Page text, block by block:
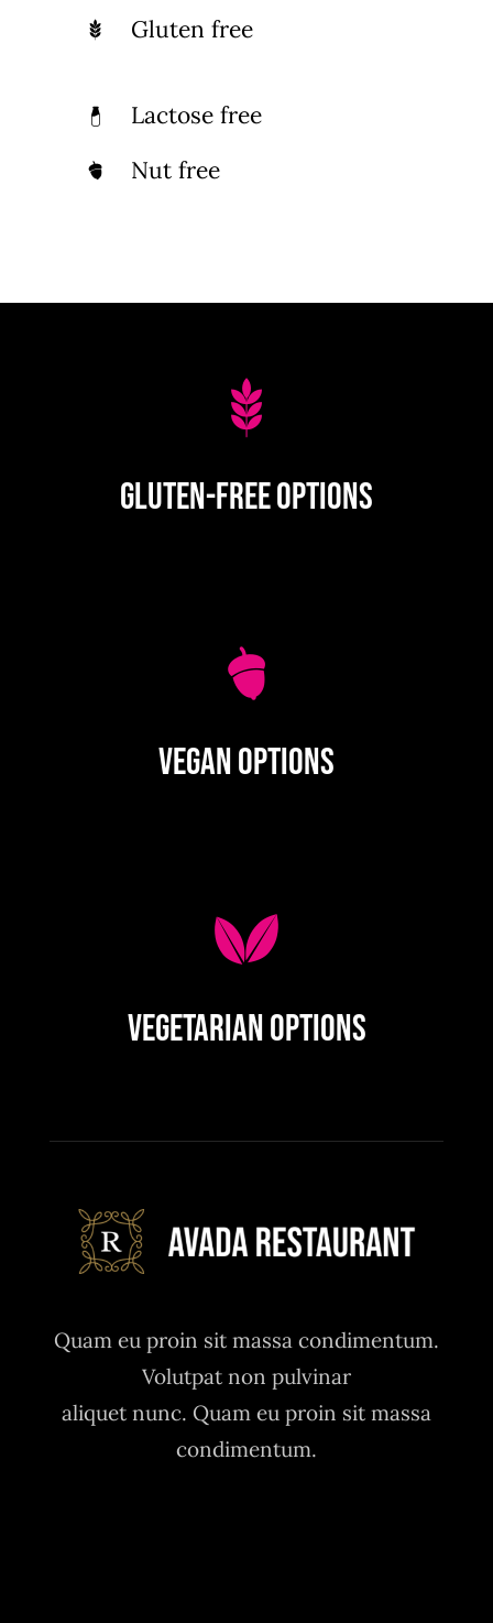
Gluten free
Lactose free
Nut free
Gluten-Free Options
Vegan Options
Vegetarian Options
Quam eu proin sit massa condimentum.
Volutpat non pulvinar
aliquet nunc. Quam eu proin sit massa
condimentum.